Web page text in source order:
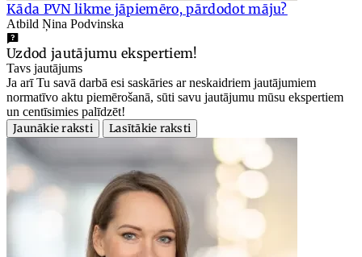
Kāda PVN likme jāpiemēro, pārdodot māju?
Atbild Ņina Podvinska
Uzdod jautājumu ekspertiem!
Tavs jautājums
Ja arī Tu savā darbā esi saskāries ar neskaidriem jautājumiem
normatīvo aktu piemērošanā, sūti savu jautājumu mūsu ekspertiem
un centīsimies palīdzēt!
Jaunākie raksti
Lasītākie raksti